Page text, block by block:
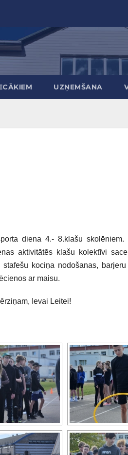
UZŅEMŠANA
diena 4.- 8.klašu
aktivitātēs klašu kolektīvi
stafešu kociņa nodošanas,
ar maisu.
Ievai Leitei!